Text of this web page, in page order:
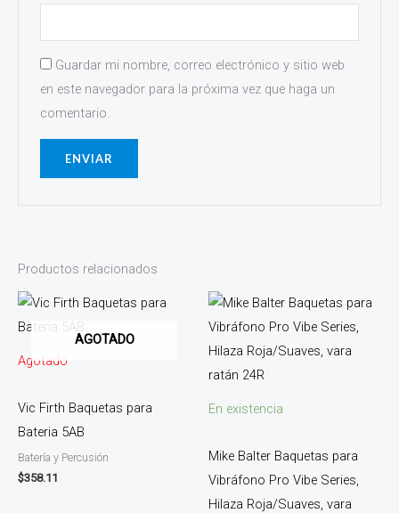
Guardar mi nombre, correo electrónico y sitio web
en este navegador para la próxima vez que haga un
comentario.
Productos relacionados
AGOTADO
Agotado
Vic Firth Baquetas para
Bateria 5AB
Batería y Percusión
$358.11
En existencia
Mike Balter Baquetas para
Vibráfono Pro Vibe Series,
Hilaza Roja/Suaves, vara